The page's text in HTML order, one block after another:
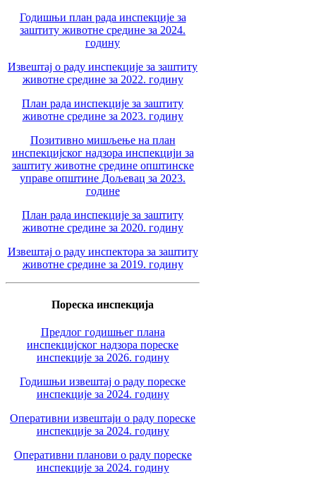
Годишњи план рада инспекције за
заштиту животне средине за 2024.
годину
Извештај о раду инспекције за заштиту
животне средине за 2022. годину
План рада инспекције за заштиту
животне средине за 2023. годину
Позитивно мишљење на план
инспекцијског надзора инспекцији за
заштиту животне средине општинске
управе општине Дољевац за 2023.
године
План рада инспекције за заштиту
животне средине за 2020. годину
Извештај о раду инспектора за заштиту
животне средине за 2019. годину
Пореска инспекција
Предлог годишњег плана
инспекцијског надзора пореске
инспекције за 2026. годину
Годишњи извештај о раду пореске
инспекције за 2024. годину
Оперативни извештаји о раду пореске
инспекције за 2024. годину
Оперативни планови о раду пореске
инспекције за 2024. годину